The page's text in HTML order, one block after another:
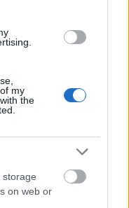
my
the
storage
on web or
érkezik a